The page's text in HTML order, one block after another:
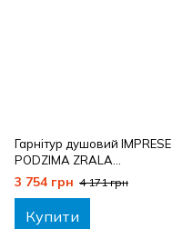
Гарнітур душовий IMPRESE
PODZIMA ZRALA
ZMK02170810
3 754 грн 4 171 грн
Купити